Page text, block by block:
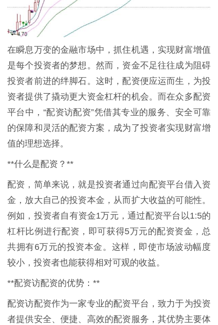
在瞬息万变的金融市场中，抓住机遇，实现财富增值
是每个投资者的梦想。然而，资金不足往往成为阻碍
投资者前进的绊脚石。这时，配资便应运而生，为投
资者提供了撬动更大资金杠杆的机会。而在众多配资
平台中，“配资访配资”凭借其专业的服务、安全可靠
的保障和灵活的配资方案，成为了投资者实现财富增
值的理想选择。
**什么是配资？**
配资，简单来说，就是投资者通过向配资平台借入资
金，放大自己的投资本金，从而扩大收益的可能性。
例如，投资者自有资金1万元，通过配资平台以1:5的
杠杆比例进行配资，即可获得5万元的配资资金，总
共拥有6万元的投资本金。这样，即使市场波动幅度
较小，投资者也能获得相对可观的收益。
**配资访配资的优势：**
配资访配资作为一家专业的配资平台，致力于为投资
者提供安全、便捷、高效的配资服务，其优势主要体